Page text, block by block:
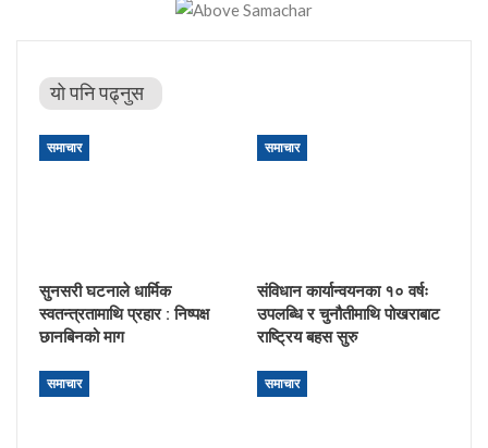
यो पनि पढ्नुस
समाचार
सुनसरी घटनाले धार्मिक
स्वतन्त्रतामाथि प्रहार : निष्पक्ष
छानबिनको माग
समाचार
संविधान कार्यान्वयनका १० वर्षः
उपलब्धि र चुनौतीमाथि पोखराबाट
राष्ट्रिय बहस सुरु
समाचार समाचार